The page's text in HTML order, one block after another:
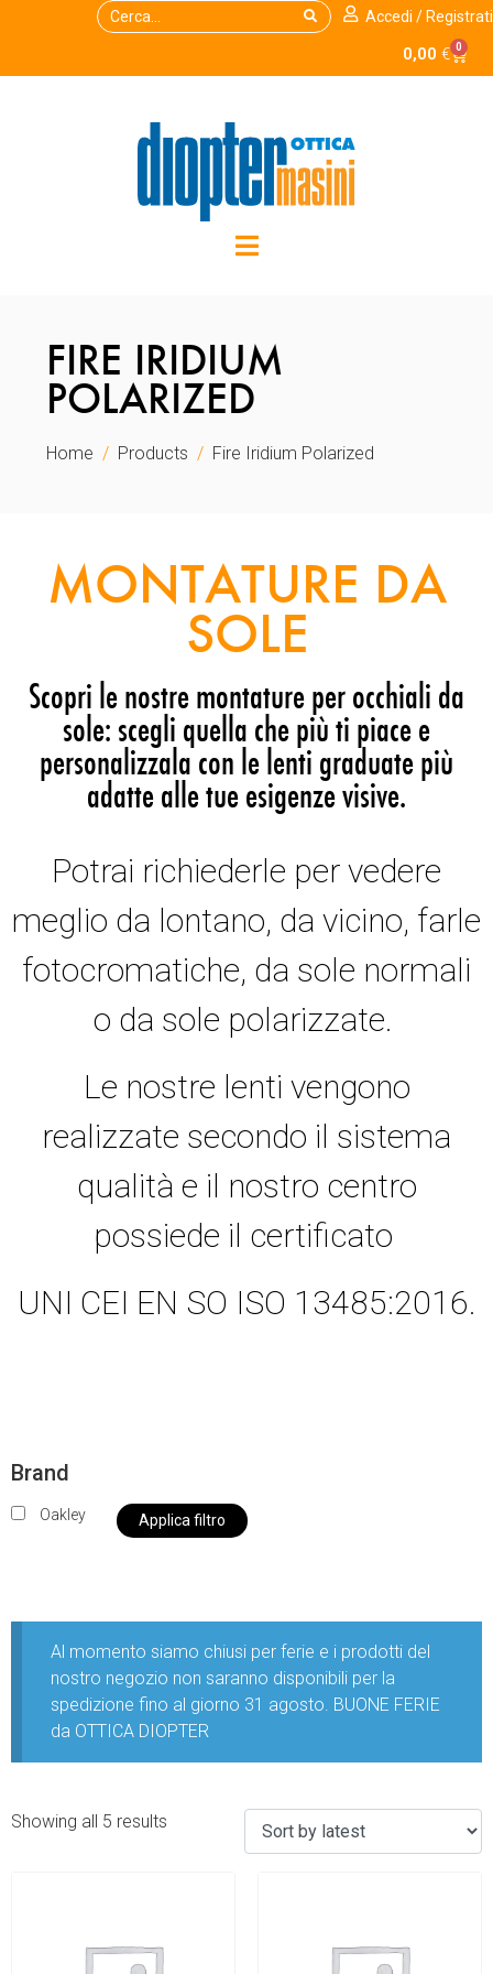
Accedi / Registrati
0,00 € 0
FIRE IRIDIUM
POLARIZED
Home Products Fire Iridium Polarized
MONTATURE DA
SOLE
Scopri le nostre montature per occhiali da
sole: scegli quella che più ti piace e
personalizzala con le lenti graduate più
adatte alle tue esigenze visive.
Potrai richiederle per vedere
meglio da lontano, da vicino, farle
fotocromatiche, da sole normali
o da sole polarizzate.
Le nostre lenti vengono
realizzate secondo il sistema
qualità e il nostro centro
possiede il certificato
UNI CEI EN SO ISO 13485:2016.
Brand
Oakley Applica filtro
Al momento siamo chiusi per ferie e i prodotti del
nostro negozio non saranno disponibili per la
spedizione fino al giorno 31 agosto. BUONE FERIE
da OTTICA DIOPTER
Showing all 5 results